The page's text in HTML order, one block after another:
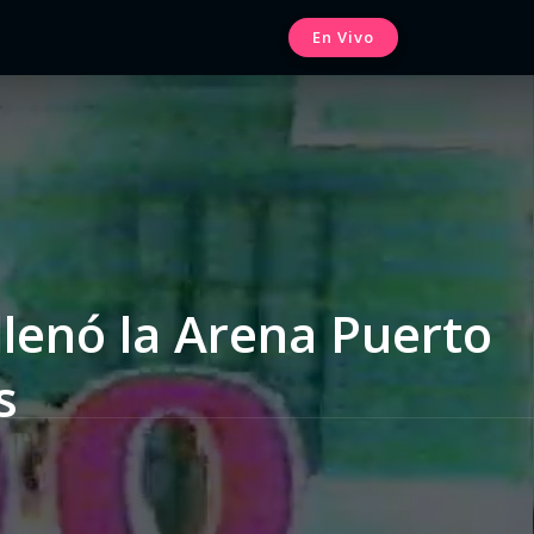
En Vivo
la Arena Puerto